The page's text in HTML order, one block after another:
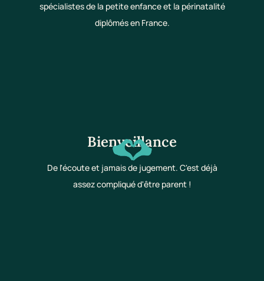
spécialistes de la petite enfance et la périnatalité
diplômés en France.
Bienveillance
De l'écoute et jamais de jugement. C'est déjà
assez compliqué d'être parent !